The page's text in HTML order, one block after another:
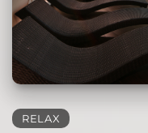
RELAX